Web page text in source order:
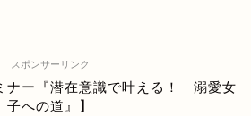
スポンサーリンク
ナー『潜在意識で叶える！ 溺愛女
子への道』】